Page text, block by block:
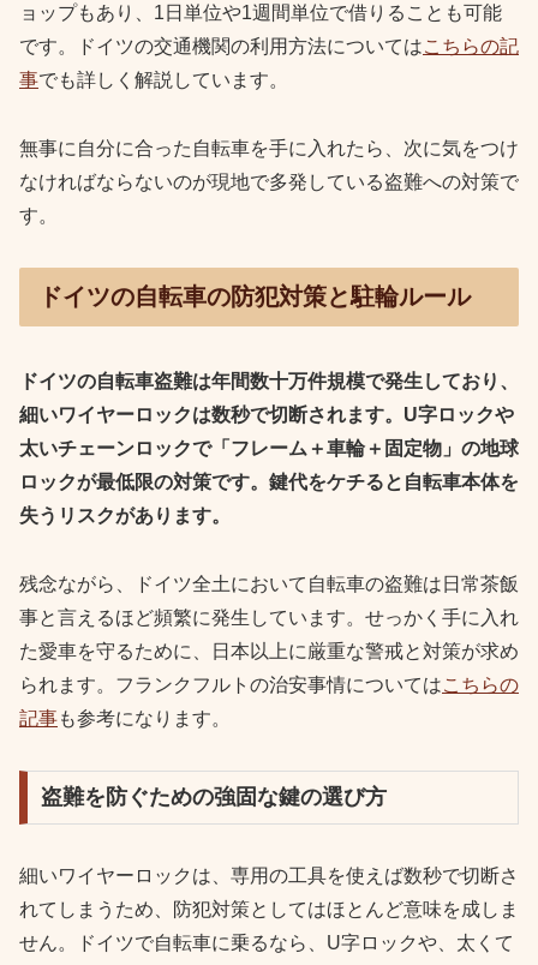
ョップもあり、1日単位や1週間単位で借りることも可能
です。ドイツの交通機関の利用方法についてはこちらの記
事でも詳しく解説しています。
無事に自分に合った自転車を手に入れたら、次に気をつけ
なければならないのが現地で多発している盗難への対策で
す。
ドイツの自転車の防犯対策と駐輪ルール
ドイツの自転車盗難は年間数十万件規模で発生しており、
細いワイヤーロックは数秒で切断されます。U字ロックや
太いチェーンロックで「フレーム＋車輪＋固定物」の地球
ロックが最低限の対策です。鍵代をケチると自転車本体を
失うリスクがあります。
残念ながら、ドイツ全土において自転車の盗難は日常茶飯
事と言えるほど頻繁に発生しています。せっかく手に入れ
た愛車を守るために、日本以上に厳重な警戒と対策が求め
られます。フランクフルトの治安事情についてはこちらの
記事も参考になります。
盗難を防ぐための強固な鍵の選び方
細いワイヤーロックは、専用の工具を使えば数秒で切断さ
れてしまうため、防犯対策としてはほとんど意味を成しま
せん。ドイツで自転車に乗るなら、U字ロックや、太くて